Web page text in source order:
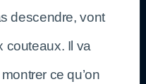
descendre, vont
couteaux. Il va
ce qu’on